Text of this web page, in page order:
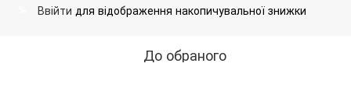
Ввійти для відображення накопичувальної знижки
До обраного